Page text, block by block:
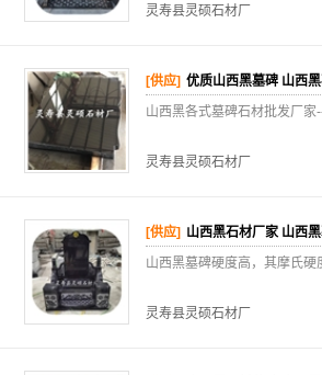
灵寿县灵硕石材厂
[供应] 优质山西黑墓碑 山西
山西黑各式墓碑石材批发厂
灵寿县灵硕石材厂
[供应] 山西黑石材厂家 山西
山西黑墓碑硬度高，其摩氏
灵寿县灵硕石材厂